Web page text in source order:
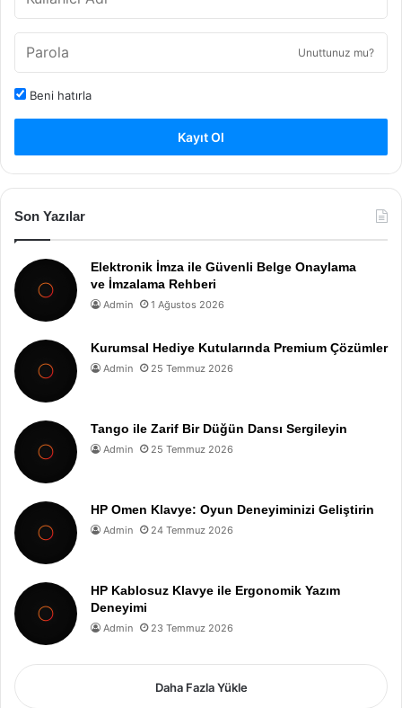
Unuttunuz mu?
Beni hatırla
Kayıt Ol
Son Yazılar
Elektronik İmza ile Güvenli Belge Onaylama
ve İmzalama Rehberi
Admin 1 Ağustos 2026
Kurumsal Hediye Kutularında Premium Çözümler
Admin 25 Temmuz 2026
Tango ile Zarif Bir Düğün Dansı Sergileyin
Admin 25 Temmuz 2026
HP Omen Klavye: Oyun Deneyiminizi Geliştirin
Admin 24 Temmuz 2026
HP Kablosuz Klavye ile Ergonomik Yazım
Deneyimi
Admin 23 Temmuz 2026
Daha Fazla Yükle